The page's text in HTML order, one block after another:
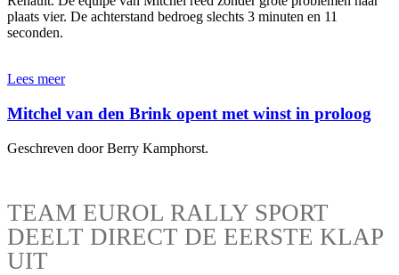
plaats vier. De achterstand bedroeg slechts 3 minuten en 11
seconden.
Lees meer
Mitchel van den Brink opent met winst in proloog
Geschreven door Berry Kamphorst.
TEAM EUROL RALLY SPORT
DEELT DIRECT DE EERSTE KLAP
UIT